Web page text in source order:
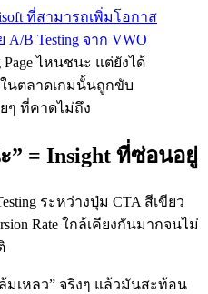
ที่สามารถเพิ่มโอกาส
A/B Testing จาก VWO
ไหนชนะ แต่ยังได้
นตลาดเกมนั้นถูกขับ
ๆ ที่คาดไม่ถึง
= Insight ที่ซ่อนอยู่
ระหว่างปุ่ม CTA สีเขียว
Rate ใกล้เคียงกันมากจนไม่
เหลว” จริงๆ แล้วมันสะท้อน